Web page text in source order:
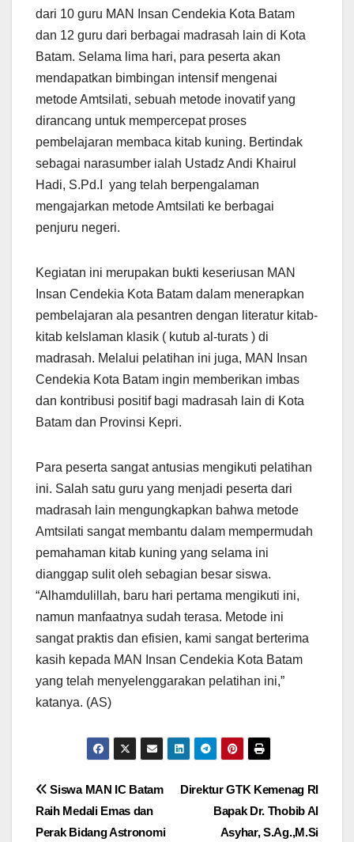
dari 10 guru MAN Insan Cendekia Kota Batam
dan 12 guru dari berbagai madrasah lain di Kota
Batam. Selama lima hari, para peserta akan
mendapatkan bimbingan intensif mengenai
metode Amtsilati, sebuah metode inovatif yang
dirancang untuk mempercepat proses
pembelajaran membaca kitab kuning. Bertindak
sebagai narasumber ialah Ustadz Andi Khairul
Hadi, S.Pd.I yang telah berpengalaman
mengajarkan metode Amtsilati ke berbagai
penjuru negeri.
Kegiatan ini merupakan bukti keseriusan MAN
Insan Cendekia Kota Batam dalam menerapkan
pembelajaran ala pesantren dengan literatur kitab-
kitab keIslaman klasik ( kutub al-turats ) di
madrasah. Melalui pelatihan ini juga, MAN Insan
Cendekia Kota Batam ingin memberikan imbas
dan kontribusi positif bagi madrasah lain di Kota
Batam dan Provinsi Kepri.
Para peserta sangat antusias mengikuti pelatihan
ini. Salah satu guru yang menjadi peserta dari
madrasah lain mengungkapkan bahwa metode
Amtsilati sangat membantu dalam mempermudah
pemahaman kitab kuning yang selama ini
dianggap sulit oleh sebagian besar siswa.
“Alhamdulillah, baru hari pertama mengikuti ini,
namun manfaatnya sudah terasa. Metode ini
sangat praktis dan efisien, kami sangat berterima
kasih kepada MAN Insan Cendekia Kota Batam
yang telah menyelenggarakan pelatihan ini,”
katanya. (AS)
Post
navigation
Direktur GTK Kemenag RI
Bapak Dr. Thobib Al
Asyhar, S.Ag.,M.Si
Siswa MAN IC Batam
Raih Medali Emas dan
Perak Bidang Astronomi